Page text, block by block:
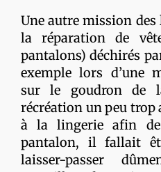
Une autre mission
la réparation de
pantalons) déchirés
exemple lors d’une
sur le goudron de
récréation un peu trop
à la lingerie afin
pantalon, il fallait
laisser-passer